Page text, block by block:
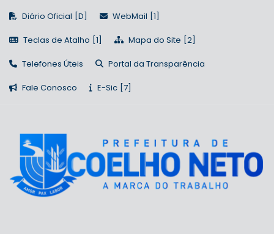
Diário Oficial WebMail
Teclas de Atalho Mapa do Site
Telefones Úteis Portal da Transparência
Fale Conosco E-Sic